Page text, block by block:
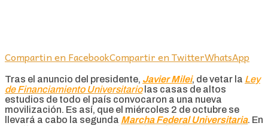
Compartin en FacebookCompartir en TwitterWhatsApp
Tras el anuncio del presidente, Javier Milei, de vetar la Ley
de Financiamiento Universitariolas casas de altos
estudios de todo el país convocaron a una nueva
movilización. Es así, que el miércoles 2 de octubre se
llevará a cabo la segunda Marcha Federal Universitaria. En